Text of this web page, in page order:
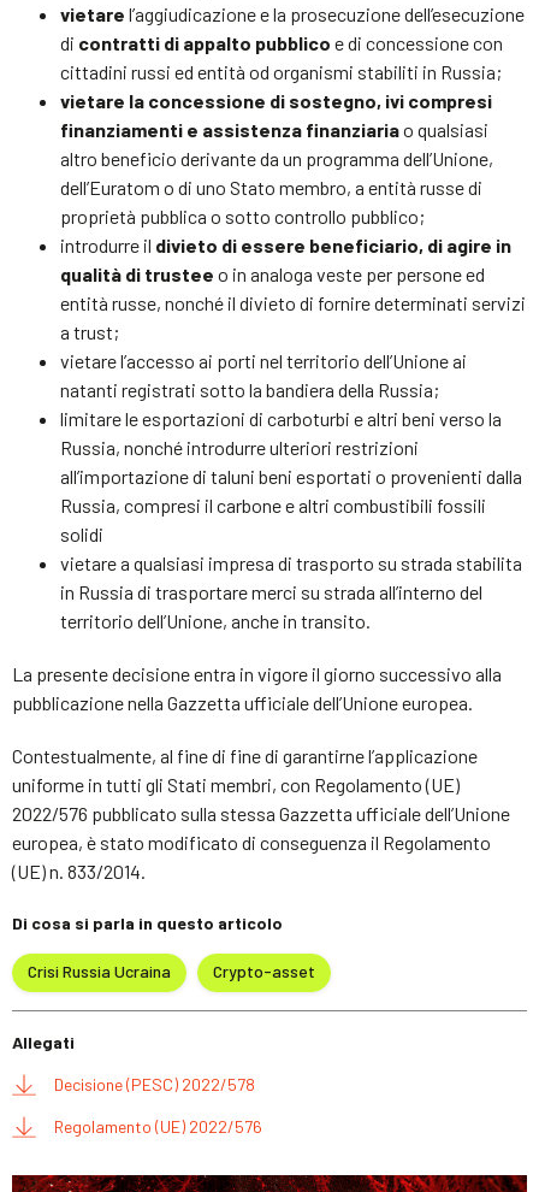
vietare l’aggiudicazione e la prosecuzione dell’esecuzione
di contratti di appalto pubblico e di concessione con
cittadini russi ed entità od organismi stabiliti in Russia;
vietare la concessione di sostegno, ivi compresi
finanziamenti e assistenza finanziariao qualsiasi
altro beneficio derivante da un programma dell’Unione,
dell’Euratom o di uno Stato membro, a entità russe di
proprietà pubblica o sotto controllo pubblico;
introdurre il divieto di essere beneficiario, di agire in
qualità di trustee o in analoga veste per persone ed
entità russe, nonché il divieto di fornire determinati servizi
a trust;
vietare l’accesso ai porti nel territorio dell’Unione ai
natanti registrati sotto la bandiera della Russia;
limitare le esportazioni di carboturbi e altri beni verso la
Russia, nonché introdurre ulteriori restrizioni
all’importazione di taluni beni esportati o provenienti dalla
Russia, compresi il carbone e altri combustibili fossili
solidi
vietare a qualsiasi impresa di trasporto su strada stabilita
in Russia di trasportare merci su strada all’interno del
territorio dell’Unione, anche in transito.
La presente decisione entra in vigore il giorno successivo alla
pubblicazione nella Gazzetta ufficiale dell’Unione europea.
Contestualmente, al fine di fine di garantirne l’applicazione
uniforme in tutti gli Stati membri, con Regolamento (UE)
2022/576 pubblicato sulla stessa Gazzetta ufficiale dell’Unione
europea, è stato modificato di conseguenza il Regolamento
(UE) n. 833/2014.
Di cosa si parla in questo articolo
Crisi Russia Ucraina Crypto-asset
Allegati
Decisione (PESC) 2022/578
Regolamento (UE) 2022/576